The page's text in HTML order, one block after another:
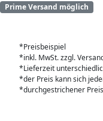
Prime Versand möglich
*Preisbeispiel
*inkl. MwSt. zzgl.
*Lieferzeit
*der Preis kann sich
*durchgestrichener